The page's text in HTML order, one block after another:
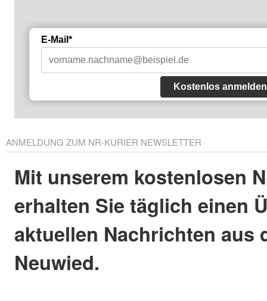
E-Mail*
Kostenlos anmelden
ANMELDUNG ZUM NR-KURIER NEWSLETTER
Mit unserem kostenlosen
erhalten Sie täglich einen
aktuellen Nachrichten aus
Neuwied.